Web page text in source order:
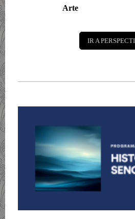
Arte
IR A